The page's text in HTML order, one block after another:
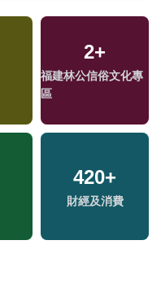
2+
福建林公信俗文化專
區
420+
財經及消費